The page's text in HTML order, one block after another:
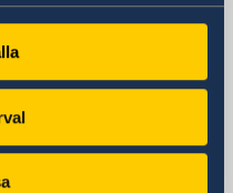
General, not